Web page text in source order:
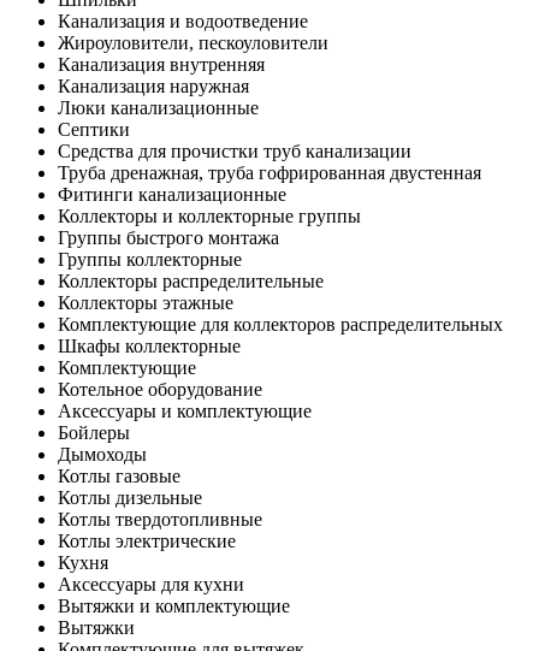
Канализация и водоотведение
Жироуловители, пескоуловители
Канализация внутренняя
Канализация наружная
Люки канализационные
Септики
Средства для прочистки труб канализации
Труба дренажная, труба гофрированная двустенная
Фитинги канализационные
Коллекторы и коллекторные группы
Группы быстрого монтажа
Группы коллекторные
Коллекторы распределительные
Коллекторы этажные
Комплектующие для коллекторов распределительных
Шкафы коллекторные
Комплектующие
Котельное оборудование
Аксессуары и комплектующие
Бойлеры
Дымоходы
Котлы газовые
Котлы дизельные
Котлы твердотопливные
Котлы электрические
Кухня
Аксессуары для кухни
Вытяжки и комплектующие
Вытяжки